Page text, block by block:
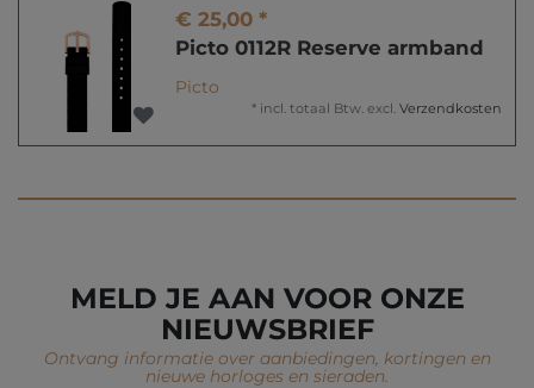
€ 25,00 *
Picto 0112R Reserve armband
Picto
* incl. totaal Btw. excl. Verzendkosten
MELD JE AAN VOOR ONZE
NIEUWSBRIEF
Ontvang informatie over aanbiedingen, kortingen en
nieuwe horloges en sieraden.